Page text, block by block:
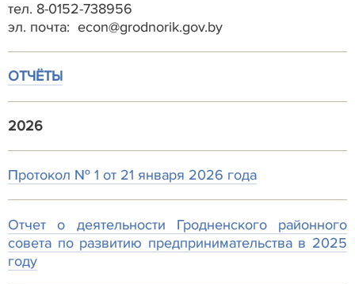
тел. 8-0152-738956
эл. почта: econ@grodnorik.gov.by
ОТЧЁТЫ
2026
Протокол № 1 от 21 января 2026 года
Отчет о деятельности Гродненского районного
совета по развитию предпринимательства в 2025
году